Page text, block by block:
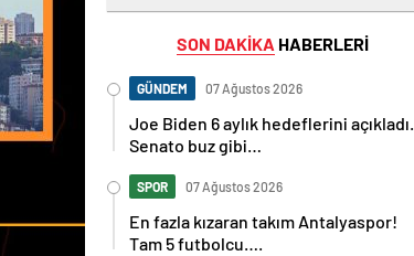
SON DAKİKA HABERLERİ
GÜNDEM 07 Ağustos 2026
Joe Biden 6 aylık hedeflerini açıkladı.
Senato buz gibi…
SPOR 07 Ağustos 2026
En fazla kızaran takım Antalyaspor!
Tam 5 futbolcu….